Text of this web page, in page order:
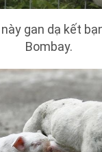
gan dạ kết
Bombay.